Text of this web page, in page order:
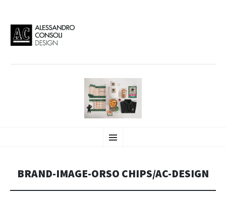
AC DESIGN | ALESSANDRO
Art direction. Iseo Lake. ITALY
Menu
AL
BRAND-IMAGE-ORSO CHIPS/AC-DESIGN